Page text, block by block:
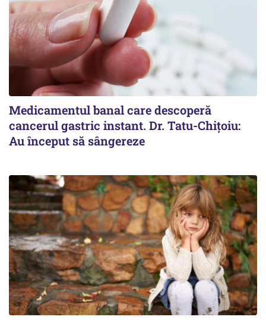
Medicamentul banal care descoperă
cancerul gastric instant. Dr. Tatu-Chițoiu:
Au început să sângereze